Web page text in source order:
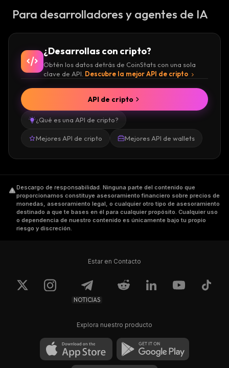
Para desarrolladores y agentes de IA
¿Desarrollas con cripto?
Obtén los datos detrás de CoinStats con una sola
clave de API. Descubre la mejor API de cripto
¿Qué es una API de cripto?
Mejores API de cripto Mejores API de wallets
API de cripto
Descargo de responsabilidad. Ninguna parte del contenido que
proporcionamos constituye asesoramiento financiero sobre precios de
monedas, asesoramiento legal, o cualquier otro tipo de asesoramiento
destinado a que te bases en él para cualquier propósito. Cualquier uso
o dependencia de nuestro contenido es únicamente bajo tu propio
riesgo y discreción.
Estar en Contacto
NOTICIAS
Explora nuestro producto